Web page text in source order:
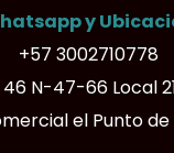
y
+57 3002710778
N-47-66 Local
el Punto